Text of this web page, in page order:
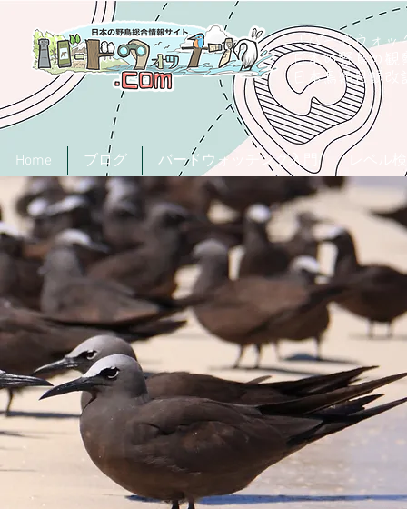
「バードウォッ
日本の野鳥の観
日本鳥類目録
Home ブログ バードウォッチング入門